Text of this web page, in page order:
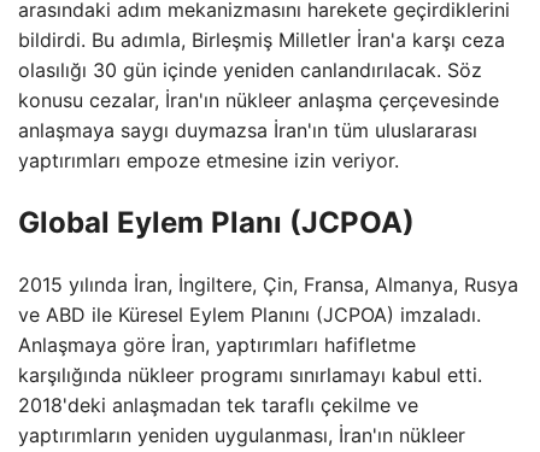
arasındaki adım mekanizmasını harekete geçirdiklerini
bildirdi. Bu adımla, Birleşmiş Milletler İran'a karşı ceza
olasılığı 30 gün içinde yeniden canlandırılacak. Söz
konusu cezalar, İran'ın nükleer anlaşma çerçevesinde
anlaşmaya saygı duymazsa İran'ın tüm uluslararası
yaptırımları empoze etmesine izin veriyor.
Global Eylem Planı (JCPOA)
2015 yılında İran, İngiltere, Çin, Fransa, Almanya, Rusya
ve ABD ile Küresel Eylem Planını (JCPOA) imzaladı.
Anlaşmaya göre İran, yaptırımları hafifletme
karşılığında nükleer programı sınırlamayı kabul etti.
2018'deki anlaşmadan tek taraflı çekilme ve
yaptırımların yeniden uygulanması, İran'ın nükleer